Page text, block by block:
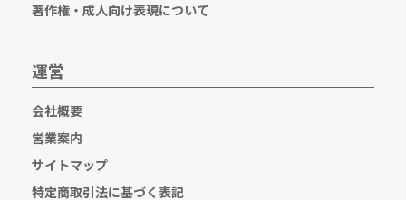
著作権・成人向け表現について
運営
会社概要
営業案内
サイトマップ
特定商取引法に基づく表記